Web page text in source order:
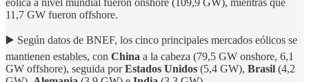
eólica a nivel mundial fueron onshore (109,9 GW), mientras que
11,7 GW fueron offshore.
▶️ Según datos de BNEF, los cinco principales mercados eólicos se
mantienen estables, con China a la cabeza (79,5 GW onshore, 6,1
GW offshore), seguida porEstados Unidos (5,4 GW), Brasil (4,2